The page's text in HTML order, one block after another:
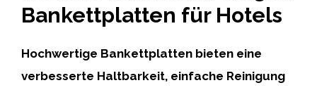
Bankettplatten für Hotels
Hochwertige Bankettplatten bieten eine
verbesserte Haltbarkeit, einfache Reinigung